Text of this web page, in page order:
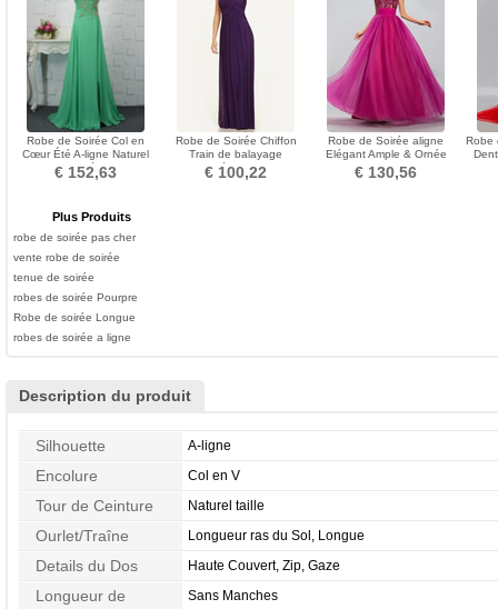
Robe de Soirée Col en
Cœur Été A-ligne Naturel
taille Elégant
€ 152,63
Robe de Soirée Chiffon
Train de balayage
Fermeture éclair taille haute
€ 100,22
Robe de Soirée aligne
Elégant Ample & Ornée
Sans Manches Corsage
Pailleté
€ 130,56
Robe
Plus Produits
robe de soirée pas cher
vente robe de soirée
tenue de soirée
robes de soirée Pourpre
Robe de soirée Longue
robes de soirée a ligne
Description du produit
Silhouette A-ligne
Encolure Col en V
Tour de Ceinture Naturel taille
Ourlet/Traîne Longueur ras du Sol, Longue
Details du Dos Haute Couvert, Zip, Gaze
Longueur de
Sans Manches